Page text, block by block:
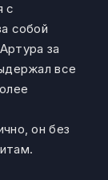
с
собой
за
все
он без